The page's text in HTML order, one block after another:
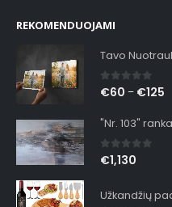
REKOMENDUOJAMI
Tavo
0out of 5
€60 – €125
"Nr. 103"
0out of 5
€1,130
Užkandžių